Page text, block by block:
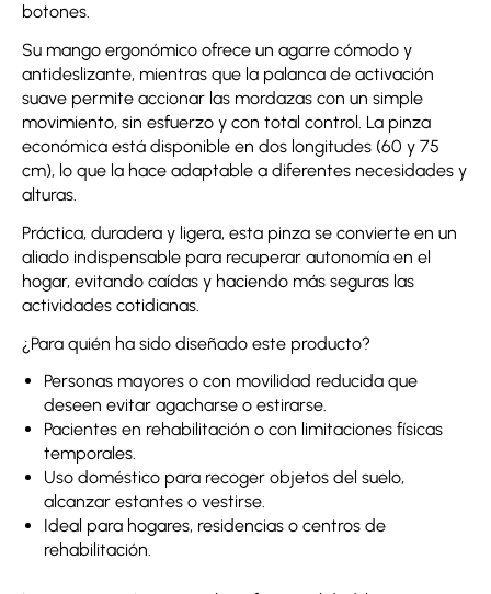
botones.
Su mango ergonómico ofrece un agarre cómodo y
antideslizante, mientras que la palanca de activación
suave permite accionar las mordazas con un simple
movimiento, sin esfuerzo y con total control. La pinza
económica está disponible en dos longitudes (60 y 75
cm), lo que la hace adaptable a diferentes necesidades y
alturas.
Práctica, duradera y ligera, esta pinza se convierte en un
aliado indispensable para recuperar autonomía en el
hogar, evitando caídas y haciendo más seguras las
actividades cotidianas.
¿Para quién ha sido diseñado este producto?
Personas mayores o con movilidad reducida que
deseen evitar agacharse o estirarse.
Pacientes en rehabilitación o con limitaciones físicas
temporales.
Uso doméstico para recoger objetos del suelo,
alcanzar estantes o vestirse.
Ideal para hogares, residencias o centros de
rehabilitación.